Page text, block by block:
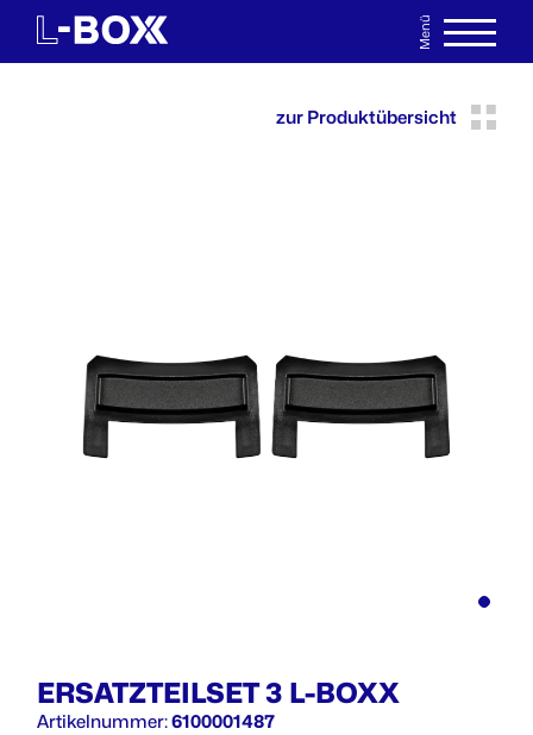
Menü
MERKLISTE
zur Produktübersicht
ERSATZTEILSET 3 L-BOXX
Artikelnummer:6100001487